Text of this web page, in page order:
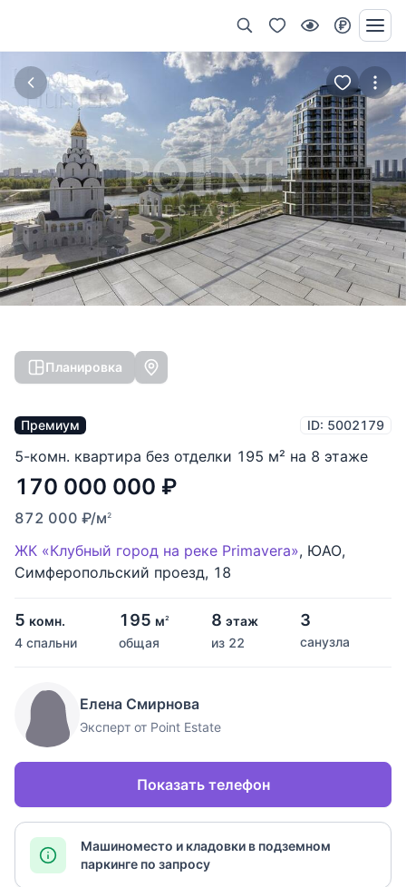
Планировка
Премиум ID: 5002179
5-комн. квартира без отделки 195 м² на 8 этаже
170 000 000 ₽
872 000 ₽/м2
ЖК «Клубный город на реке Primavera», ЮАО,
Симферопольский проезд, 18
5 комн.
4 спальни
195 м2
общая
8 этаж
из 22
3
санузла
Елена Смирнова
Эксперт от Point Estate
Показать телефон
Машиноместо и кладовки в подземном
паркинге по запросу